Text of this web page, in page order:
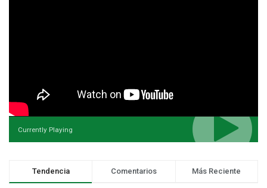
Currently Playing
Tendencia Comentarios Más Reciente